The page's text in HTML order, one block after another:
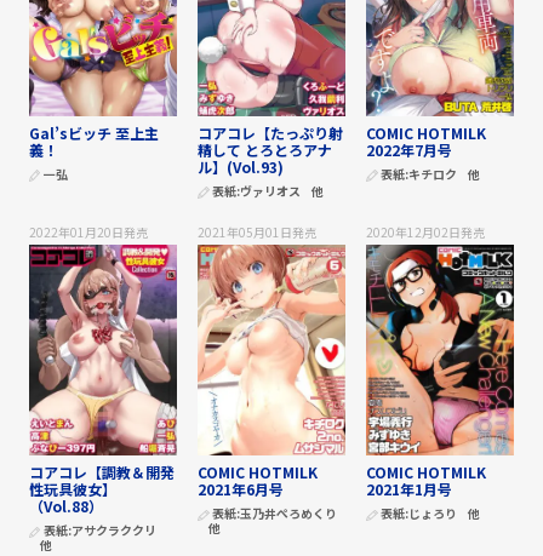
Gal’sビッチ 至上主
義！
一弘
コアコレ【たっぷり射
精して とろとろアナ
ル】(Vol.93)
表紙:ヴァリオス 他
COMIC HOTMILK
2022年7月号
表紙:キチロク 他
2022年01月20日発売
コアコレ【調教＆開発
性玩具彼女】
（Vol.88）
表紙:アサクラククリ
他
2021年05月01日発売
COMIC HOTMILK
2021年6月号
表紙:玉乃井ぺろめくり
他
2020年12月02日発売
COMIC HOTMILK
2021年1月号
表紙:じょろり 他